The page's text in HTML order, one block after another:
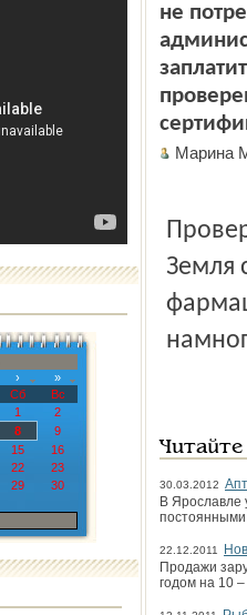
›
»
Сб
Вс
1
2
8
9
15
16
22
23
29
30
не
Марина
Земля
30.03.2012
В Ярославле
постоянными
22.12.2011
Продажи
годом на 10